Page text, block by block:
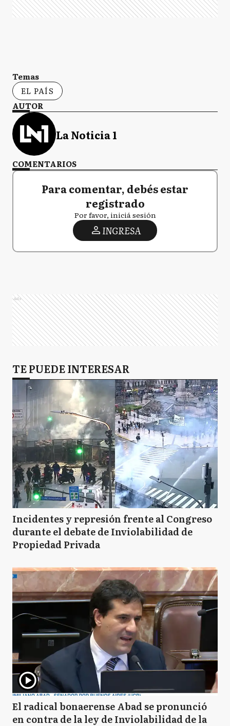
Temas
EL PAÍS
AUTOR
La Noticia 1
COMENTARIOS
Para comentar, debés estar
registrado
Por favor, iniciá sesión
INGRESA
Ads
TE PUEDE INTERESAR
Incidentes y represión frente al Congreso
durante el debate de Inviolabilidad de
Propiedad Privada
El radical bonaerense Abad se pronunció
en contra de la ley de Inviolabilidad de la